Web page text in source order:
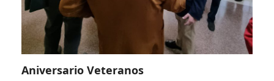
Aniversario Veteranos